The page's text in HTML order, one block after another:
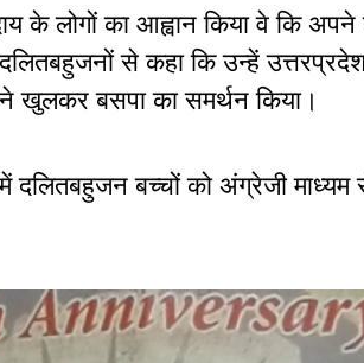
लोगों का आह्वान किया वे कि अपने
से कहा कि उन्हें
खुलकर बसपा का समर्थन किया।
बच्चों को अंग्रेजी माध्यम से